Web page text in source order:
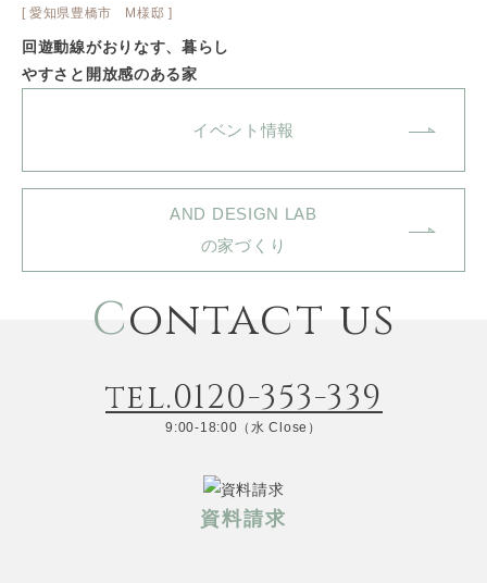
[ 愛知県豊橋市 M様邸 ]
回遊動線がおりなす、暮らし
やすさと開放感のある家
イベント情報
AND DESIGN LAB
の家づくり
Contact us
tel.0120-353-339
9:00-18:00（水 Close）
資料請求